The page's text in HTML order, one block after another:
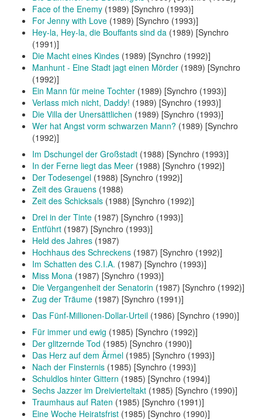
Face of the Enemy (1989) [Synchro (1993)]
For Jenny with Love (1989) [Synchro (1993)]
Hey-la, Hey-la, die Bouffants sind da (1989) [Synchro
(1991)]
Die Macht eines Kindes (1989) [Synchro (1992)]
Manhunt - Eine Stadt jagt einen Mörder (1989) [Synchro
(1992)]
Ein Mann für meine Tochter (1989) [Synchro (1993)]
Verlass mich nicht, Daddy! (1989) [Synchro (1993)]
Die Villa der Unersättlichen (1989) [Synchro (1993)]
Wer hat Angst vorm schwarzen Mann? (1989) [Synchro
(1992)]
Im Dschungel der Großstadt (1988) [Synchro (1993)]
In der Ferne liegt das Meer (1988) [Synchro (1992)]
Der Todesengel (1988) [Synchro (1992)]
Zeit des Grauens (1988)
Zeit des Schicksals (1988) [Synchro (1992)]
Drei in der Tinte (1987) [Synchro (1993)]
Entführt (1987) [Synchro (1993)]
Held des Jahres (1987)
Hochhaus des Schreckens (1987) [Synchro (1992)]
Im Schatten des C.I.A. (1987) [Synchro (1993)]
Miss Mona (1987) [Synchro (1993)]
Die Vergangenheit der Senatorin (1987) [Synchro (1992)]
Zug der Träume (1987) [Synchro (1991)]
Das Fünf-Millionen-Dollar-Urteil (1986) [Synchro (1990)]
Für immer und ewig (1985) [Synchro (1992)]
Der glitzernde Tod (1985) [Synchro (1990)]
Das Herz auf dem Ärmel (1985) [Synchro (1993)]
Nach der Finsternis (1985) [Synchro (1993)]
Schuldlos hinter Gittern (1985) [Synchro (1994)]
Sechs Jazzer im Dreivierteltakt (1985) [Synchro (1990)]
Traumhaus auf Raten (1985) [Synchro (1991)]
Eine Woche Heiratsfrist (1985) [Synchro (1990)]